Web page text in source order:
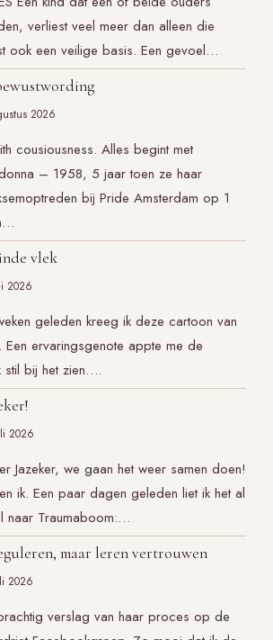
verliest veel meer dan alleen die
ook een veilige basis. Een gevoel…
2026
cousiousness. Alles begint met
– 1958, 5 jaar toen ze haar
bij Pride Amsterdam op 1
vlek
2026
geleden kreeg ik deze cartoon van
Een ervaringsgenote appte me de
stil bij het zien….
2026
Jazeker, we gaan het weer samen doen!
ik. Een paar dagen geleden liet ik het al
naar Traumaboom:…
maar leren vertrouwen
2026
verslag van haar proces op de